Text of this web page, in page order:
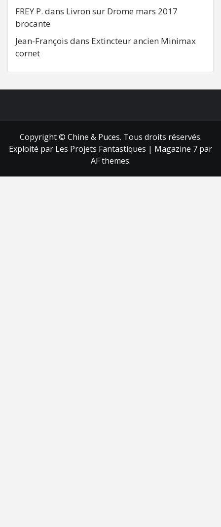
FREY P. dans Livron sur Drome mars 2017
brocante
Jean-François dans Extincteur ancien Minimax
cornet
Copyright © Chine & Puces. Tous droits réservés.
Exploité par Les Projets Fantastiques | Magazine 7 par
AF themes.